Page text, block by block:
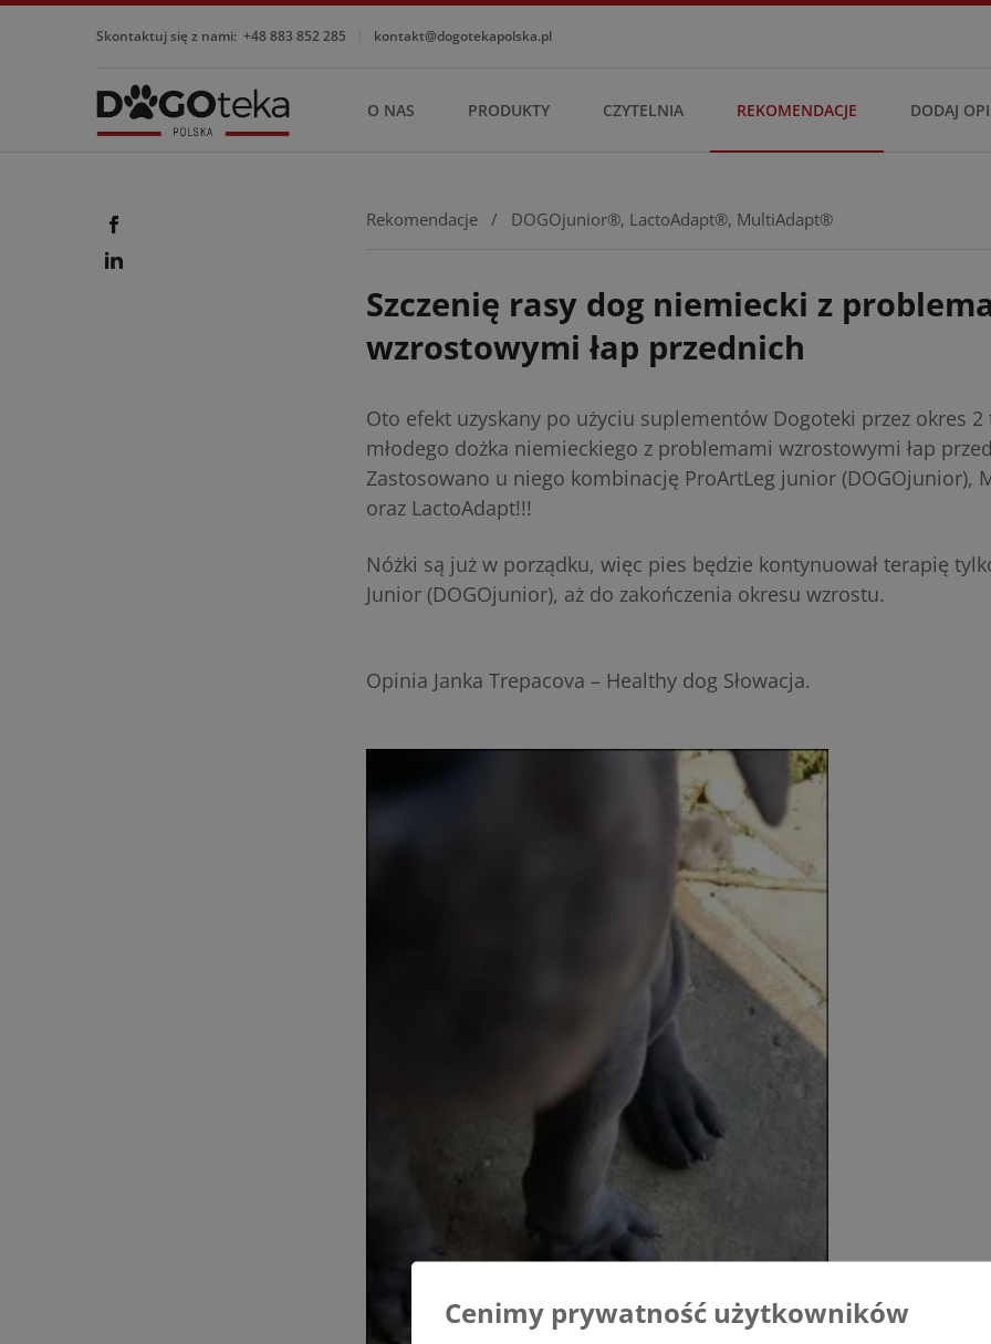
Skontaktuj się z nami: +48 883 852 285 kontakt@dogotekapolska.pl
O NAS PRODUKTY CZYTELNIA REKOMENDACJE DODAJ
Rekomendacje / DOGOjunior®, LactoAdapt®, MultiAdapt®
Szczenię rasy dog niemiecki z
wzrostowymi łap przednich
Oto efekt uzyskany po użyciu suplementów Dogoteki przez okres
młodego dożka niemieckiego z problemami wzrostowymi łap
Zastosowano u niego kombinację ProArtLeg junior (DOGOjunior),
oraz LactoAdapt!!!
Nóżki są już w porządku, więc pies będzie kontynuował terapię
Junior (DOGOjunior), aż do zakończenia okresu wzrostu.
Opinia Janka Trepacova – Healthy dog Słowacja.
Cenimy prywatność użytkowników